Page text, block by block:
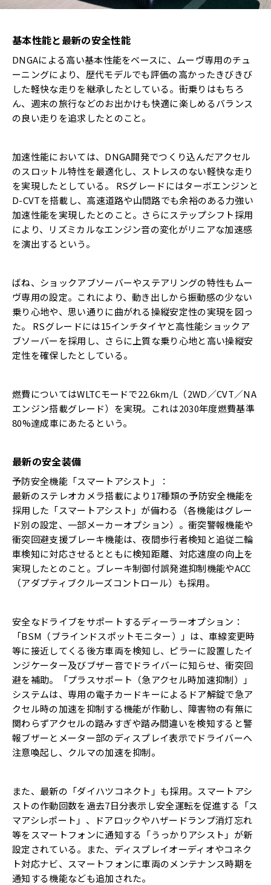
基本性能と最新の安全性能
DNGAによる高い基本性能をベースに、ムーヴ専用のチュ
ーニングにより、歴代モデルでも評価の高かったきびきび
した軽快な走りを継承したとしている。街乗りはもちろ
ん、週末の旅行などのお出かけも快適に楽しめるバランス
の良い走りを追求したとのこと。
加速性能においては、DNGA開発でつくり込んだアクセル
のスロットル特性を最適化し、ストレスのない軽快な走り
を実現したとしている。 RSグレードにはターボエンジンと
D-CVTを搭載し、高速道路や山間路でも余裕のある力強い
加速性能を実現したとのこと。さらにステップシフト採用
により、リズミカルなエンジン音の変化がリニアな加速感
を演出するという。
ばね、ショックアブソーバーやステアリングの特性もムー
ヴ専用の設定。これにより、動き出しから振動感の少ない
乗り心地や、思い通りに曲がれる操縦安定性の実現を図っ
た。 RSグレードには15インチタイヤと高性能ショックア
ブソーバーを採用し、さらに上質な乗り心地と高い操縦安
定性を確保したとしている。
燃費についてはWLTCモードで22.6km/L（2WD／CVT／NA
エンジン搭載グレード）を実現。これは2030年度燃費基準
80%達成車にあたるという。
最新の安全装備
予防安全機能「スマートアシスト」：
最新のステレオカメラ搭載により17種類の予防安全機能を
採用した「スマートアシスト」が備わる（各機能はグレー
ド別の設定、一部メーカーオプション）。衝突警報機能や
衝突回避支援ブレーキ機能は、夜間歩行者検知と追従二輪
車検知に対応させるとともに検知距離、対応速度の向上を
実現したとのこと。ブレーキ制御付誤発進抑制機能やACC
（アダプティブクルーズコントロール）も採用。
安全なドライブをサポートするディーラーオプション：
「BSM（ブラインドスポットモニター）」は、車線変更時
等に接近してくる後方車両を検知し、ピラーに設置したイ
ンジケーター及びブザー音でドライバーに知らせ、衝突回
避を補助。「プラスサポート（急アクセル時加速抑制）」
システムは、専用の電子カードキーによるドア解錠で急ア
クセル時の加速を抑制する機能が作動し、障害物の有無に
関わらずアクセルの踏みすぎや踏み間違いを検知すると警
報ブザーとメーター部のディスプレイ表示でドライバーへ
注意喚起し、クルマの加速を抑制。
また、最新の「ダイハツコネクト」も採用。スマートアシ
ストの作動回数を過去7日分表示し安全運転を促進する「ス
マアシレポート」、ドアロックやハザードランプ消灯忘れ
等をスマートフォンに通知する「うっかりアシスト」が新
設定されている。また、ディスプレイオーディオやコネク
ト対応ナビ、スマートフォンに車両のメンテナンス時期を
通知する機能なども追加された。